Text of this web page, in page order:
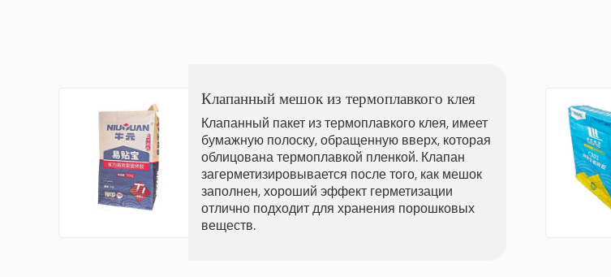
Клапанный мешок из термоплавкого клея
Клапанный пакет из термоплавкого клея, имеет
бумажную полоску, обращенную вверх, которая
облицована термоплавкой пленкой. Клапан
загерметизировывается после того, как мешок
заполнен, хороший эффект герметизации
отлично подходит для хранения порошковых
веществ.